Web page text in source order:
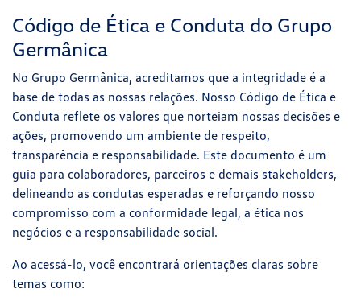
Código de Ética e Conduta do Grupo
Germânica
No Grupo Germânica, acreditamos que a integridade é a
base de todas as nossas relações. Nosso Código de Ética e
Conduta reflete os valores que norteiam nossas decisões e
ações, promovendo um ambiente de respeito,
transparência e responsabilidade. Este documento é um
guia para colaboradores, parceiros e demais stakeholders,
delineando as condutas esperadas e reforçando nosso
compromisso com a conformidade legal, a ética nos
negócios e a responsabilidade social.
Ao acessá-lo, você encontrará orientações claras sobre
temas como: